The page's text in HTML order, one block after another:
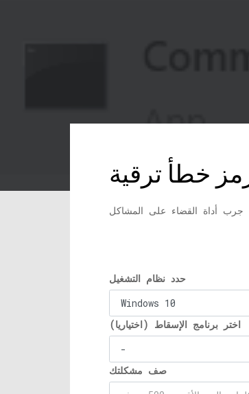
جرب أداة القضاء على المشاكل
حدد نظام التشغيل
اختر برنامج الإسقاط (اختياريا)
صف مشكلتك